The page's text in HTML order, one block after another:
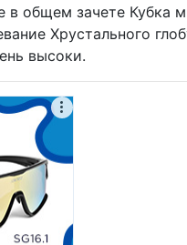
в общем зачете Кубка
Хрустального
высоки.